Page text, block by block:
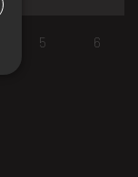
5 6